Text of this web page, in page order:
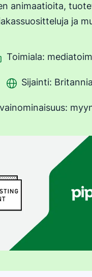
animaatioita,
ja
Toimiala:
Sijainti: Britannia